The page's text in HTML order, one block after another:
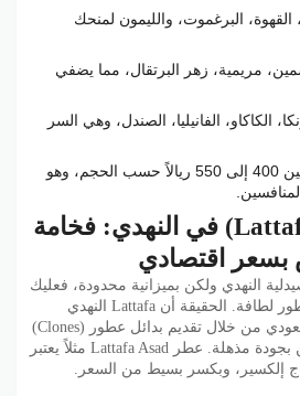
القهوة، البرغموت، والليمون لمنحك
مريمية، زهر البرتقال، مما يضفي
الكاكاو، الفانيليا، الصندل، وهي السر
السعر: يتراوح عادة بين 400 إلى 550 ريالاً حسب الحجم، وهو
عطور لطافة (Lattafa) في النهدي: فخامة
بسعر اقتصادي
النهدي ولكن بميزانية محدودة، فعليك
التوجه مباشرة إلى قسم عطور لطافة. الحقيقة أن Lattafa النهدي
أحدثت ثورة في السوق السعودي من خلال تقديم بدائل عطور (Clones)
لماركات عالمية باهظة الثمن بجودة مذهلة. عطر Lattafa Asad مثلاً يعتبر
إلكسير، وبكسر بسيط من السعر.